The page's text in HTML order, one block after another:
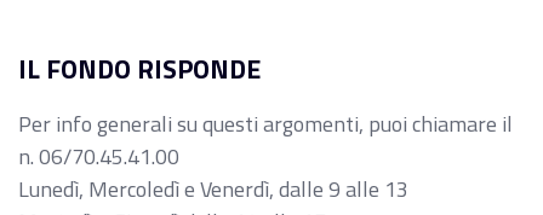
IL FONDO RISPONDE
Per info generali su questi argomenti, puoi chiamare il
n. 06/70.45.41.00
Lunedì, Mercoledì e Venerdì, dalle 9 alle 13